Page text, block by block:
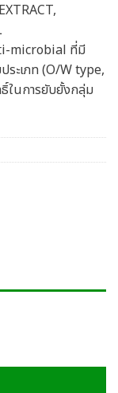
microbial ที่มี
ระเภท (O/W type,
ในการยับยั้งกลุ่ม